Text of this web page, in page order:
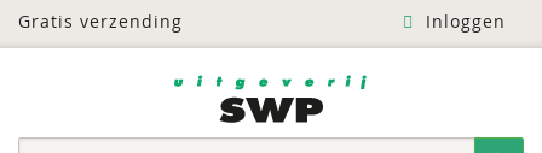
Gratis verzending Inloggen